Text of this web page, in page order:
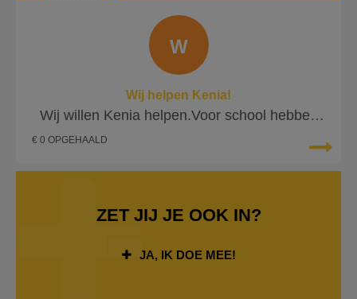
W
Wij helpen Kenia!
Wij willen Kenia helpen.Voor school hebben
wij besloten Kenia te helpe
€ 0 OPGEHAALD
ZET JIJ JE OOK IN?
JA, IK DOE MEE!